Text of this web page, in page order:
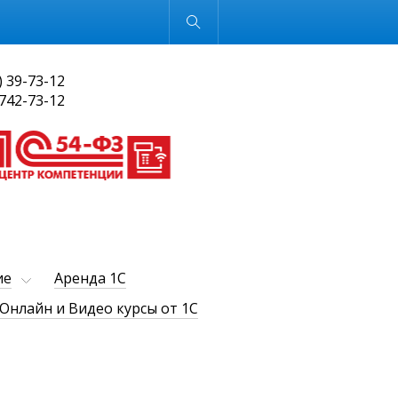
Обычная версия
39-73-12
73-12
Аренда 1С
Онлайн и Видео курсы от 1С